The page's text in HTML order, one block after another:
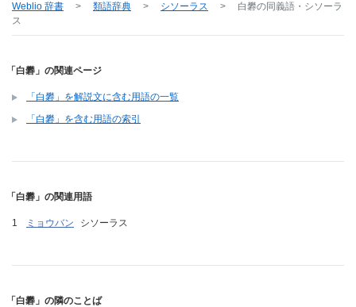
Weblio 辞書 > 類語辞典 > シソーラス > 白礬の同義語・シソーラ
ス
「白礬」の関連ページ
「白礬」を解説文に含む用語の一覧
「白礬」を含む用語の索引
「白礬」の関連用語
ミョウバン シソーラス
「白礬」の隣のことば